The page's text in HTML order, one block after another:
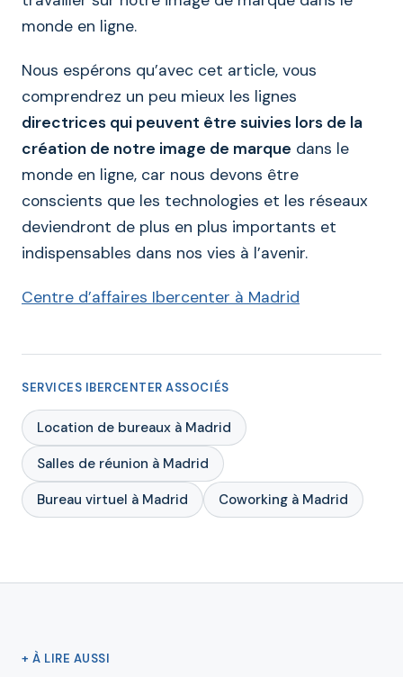
monde en ligne.
Nous espérons qu’avec cet article, vous
comprendrez un peu mieux les lignes
directrices qui peuvent être suivies lors de la
création de notre image de marque dans le
monde en ligne, car nous devons être
conscients que les technologies et les réseaux
deviendront de plus en plus importants et
indispensables dans nos vies à l’avenir.
Centre d’affaires Ibercenter à Madrid
SERVICES IBERCENTER ASSOCIÉS
Location de bureaux à Madrid
Salles de réunion à Madrid
Bureau virtuel à Madrid
Coworking à Madrid
+ À LIRE AUSSI